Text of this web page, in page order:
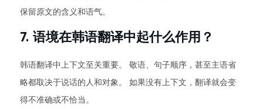
保留原文的含义和语气。
7. 语境在韩语翻译中起什么作用？
韩语翻译中上下文至关重要。 敬语、句子顺序，甚至主语省
略都取决于说话的人和对象。 如果没有上下文，翻译就会变
得不准确或不恰当。